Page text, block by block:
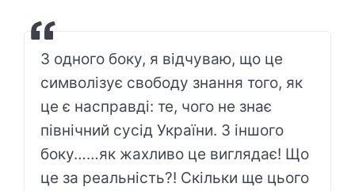
З одного боку, я відчуваю, що це
символізує свободу знання того, як
це є насправді: те, чого не знає
північний сусід України. З іншого
боку……як жахливо це виглядає! Що
це за реальність?! Скільки ще цього